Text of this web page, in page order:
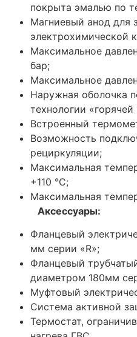
покрыта эмалью по
Магниевый анод для
электрохимической
Максимальное
бар;
Максимальное
Наружная оболочка
технологии
Встроенный
Возможность
рециркуляции;
Максимальная
+110 °C;
Максимальная
Аксессуары:
Фланцевый
мм серии «R»;
Фланцевый
диаметром 180мм
Муфтовый
Система активной
Термостат,